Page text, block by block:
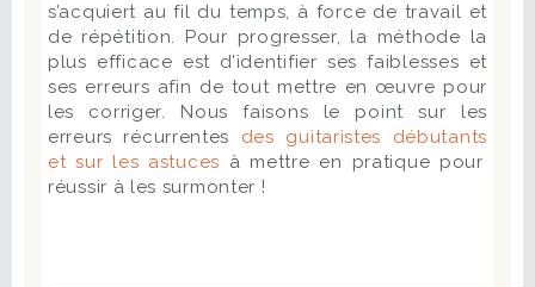
s’acquiert au fil du temps, à force de travail et
de répétition. Pour progresser, la méthode la
plus efficace est d’identifier ses faiblesses et
ses erreurs afin de tout mettre en œuvre pour
les corriger. Nous faisons le point sur les
erreurs récurrentes des guitaristes débutants
et sur les astuces à mettre en pratique pour
réussir à les surmonter !